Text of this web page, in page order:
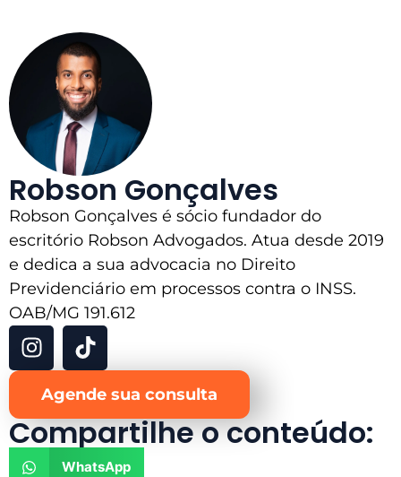
Robson Gonçalves
Robson Gonçalves é sócio fundador do
escritório Robson Advogados. Atua desde 2019
e dedica a sua advocacia no Direito
Previdenciário em processos contra o INSS.
OAB/MG 191.612
Agende sua consulta
Compartilhe o conteúdo:
WhatsApp